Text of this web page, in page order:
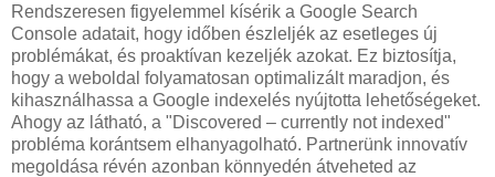
Rendszeresen figyelemmel kísérik a Google Search
Console adatait, hogy időben észleljék az esetleges új
problémákat, és proaktívan kezeljék azokat. Ez biztosítja,
hogy a weboldal folyamatosan optimalizált maradjon, és
kihasználhassa a Google indexelés nyújtotta lehetőségeket.
Ahogy az látható, a "Discovered – currently not indexed"
probléma korántsem elhanyagolható. Partnerünk innovatív
megoldása révén azonban könnyedén átveheted az